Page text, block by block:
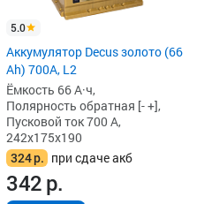
5.0
Аккумулятор Decus золото (66
Ah) 700A, L2
Ёмкость 66 А·ч,
Полярность обратная [- +],
Пусковой ток 700 А,
242x175x190
324р. при сдаче акб
342р.